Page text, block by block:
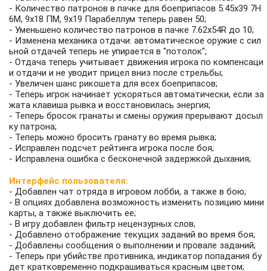
- Количество патронов в пачке для боеприпасов 5.45x39 7Н
6М, 9х18 ПМ, 9х19 Парабеллум теперь равен 50;
- Уменьшено количество патронов в пачке 7.62x54R до 10;
- Изменена механика отдачи: автоматическое оружие с сил
ьной отдачей теперь не упирается в "потолок";
- Отдача теперь учитывает движения игрока по компенсаци
и отдачи и не уводит прицел вниз после стрельбы;
- Увеличен шанс рикошета для всех боеприпасов;
- Теперь игрок начинает ускоряться автоматически, если за
жата клавиша рывка и восстановилась энергия;
- Теперь бросок гранаты и смены оружия прерывают досыл
ку патрона;
- Теперь можно бросить гранату во время рывка;
- Исправлен подсчет рейтинга игрока после боя;
- Исправлена ошибка с бесконечной задержкой дыхания;
Интерфейс пользователя:
- Добавлен чат отряда в игровом лобби, а также в бою;
- В опциях добавлена возможность изменить позицию мини
карты, а также выключить ее;
- В игру добавлен фильтр нецензурных слов;
- Добавлено отображение текущих заданий во время боя;
- Добавлены сообщения о выполнении и провале заданий;
- Теперь при убийстве противника, индикатор попадания бу
дет кратковременно подкрашиваться красным цветом;